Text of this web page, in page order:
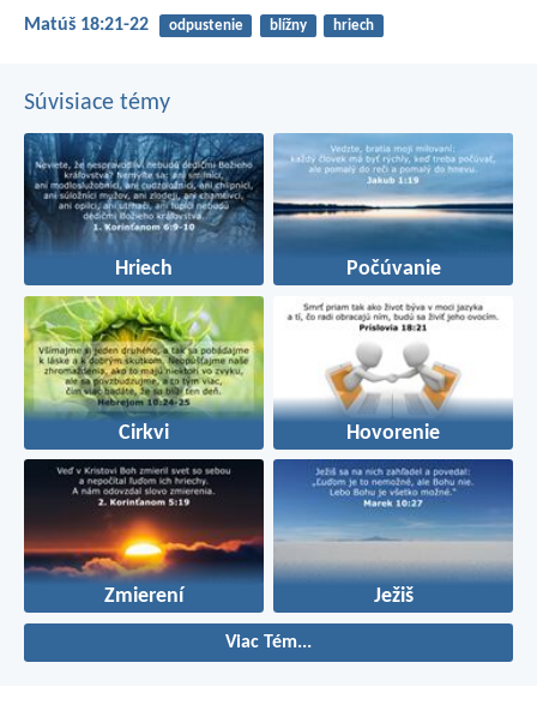
Matúš 18:21-22 odpustenie blížny hriech
Súvisiace témy
Hriech Počúvanie
Cirkvi Hovorenie
Zmierení Ježiš
Viac Tém...